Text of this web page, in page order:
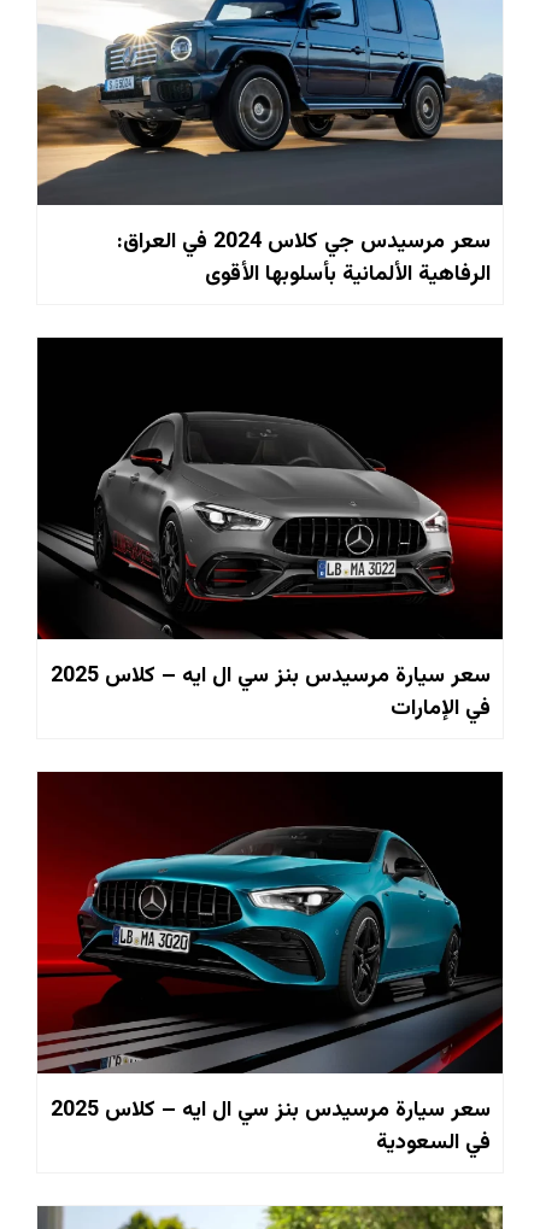
سعر مرسيدس جي كلاس 2024 في العراق:
الرفاهية الألمانية بأسلوبها الأقوى
سعر سيارة مرسيدس بنز سي ال ايه – كلاس 2025
في الإمارات
سعر سيارة مرسيدس بنز سي ال ايه – كلاس 2025
في السعودية